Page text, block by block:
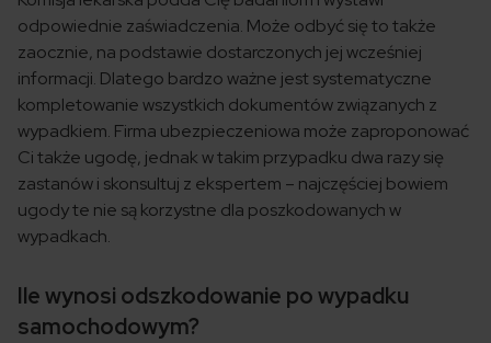
odpowiednie zaświadczenia. Może odbyć się to także
zaocznie, na podstawie dostarczonych jej wcześniej
informacji. Dlatego bardzo ważne jest systematyczne
kompletowanie wszystkich dokumentów związanych z
wypadkiem. Firma ubezpieczeniowa może zaproponować
Ci także ugodę, jednak w takim przypadku dwa razy się
zastanów i skonsultuj z ekspertem – najczęściej bowiem
ugody te nie są korzystne dla poszkodowanych w
wypadkach.
Ile wynosi odszkodowanie po wypadku
samochodowym?